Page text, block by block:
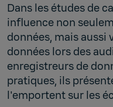
Dans les études de
influence non
données, mais aussi
données lors des
enregistreurs de
pratiques, ils
l'emportent sur les